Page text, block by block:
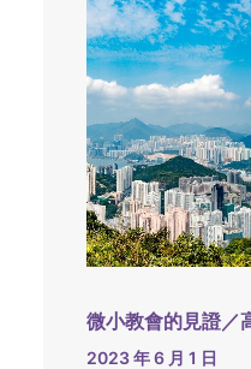
微小教會的見證／
2023 年 6 月 1 日